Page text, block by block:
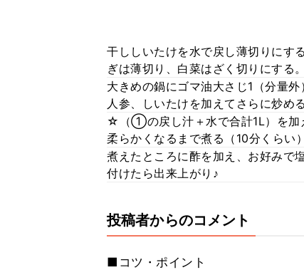
干ししいたけを水で戻し薄切りにす
ぎは薄切り、白菜はざく切りにする。
大きめの鍋にゴマ油大さじ1（分量
人参、しいたけを加えてさらに炒める
☆（①の戻し汁＋水で合計1L）を加
柔らかくなるまで煮る（10分くらい）
煮えたところに酢を加え、お好みで
付けたら出来上がり♪
投稿者からのコメント
■コツ・ポイント